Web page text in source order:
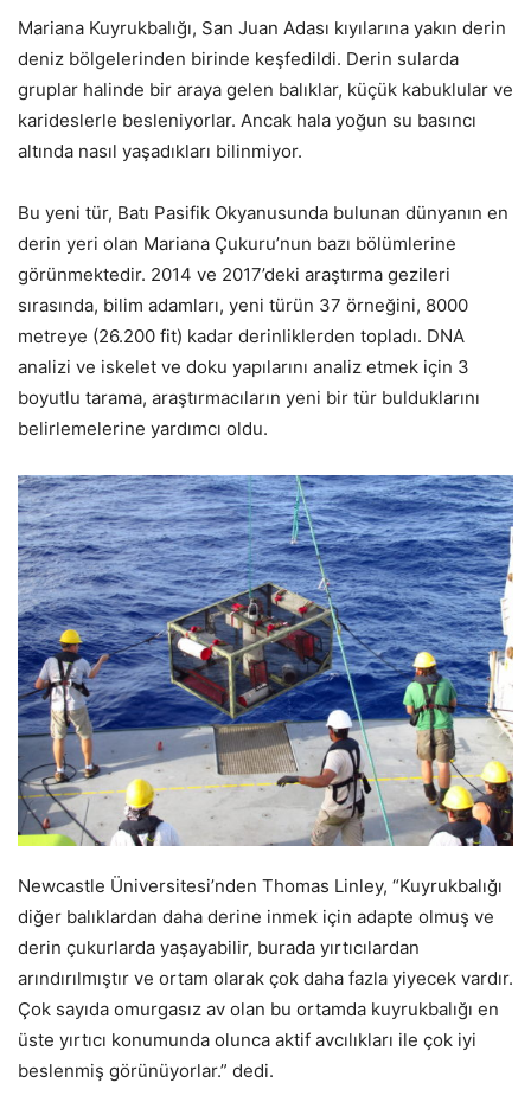
Mariana Kuyrukbalığı, San Juan Adası kıyılarına yakın derin
deniz bölgelerinden birinde keşfedildi. Derin sularda
gruplar halinde bir araya gelen balıklar, küçük kabuklular ve
karideslerle besleniyorlar. Ancak hala yoğun su basıncı
altında nasıl yaşadıkları bilinmiyor.
Bu yeni tür, Batı Pasifik Okyanusunda bulunan dünyanın en
derin yeri olan Mariana Çukuru’nun bazı bölümlerine
görünmektedir. 2014 ve 2017’deki araştırma gezileri
sırasında, bilim adamları, yeni türün 37 örneğini, 8000
metreye (26.200 fit) kadar derinliklerden topladı. DNA
analizi ve iskelet ve doku yapılarını analiz etmek için 3
boyutlu tarama, araştırmacıların yeni bir tür bulduklarını
belirlemelerine yardımcı oldu.
Newcastle Üniversitesi’nden Thomas Linley, “Kuyrukbalığı
diğer balıklardan daha derine inmek için adapte olmuş ve
derin çukurlarda yaşayabilir, burada yırtıcılardan
arındırılmıştır ve ortam olarak çok daha fazla yiyecek vardır.
Çok sayıda omurgasız av olan bu ortamda kuyrukbalığı en
üste yırtıcı konumunda olunca aktif avcılıkları ile çok iyi
beslenmiş görünüyorlar.” dedi.